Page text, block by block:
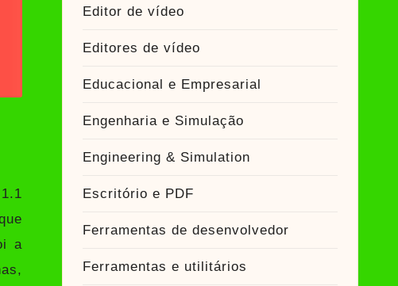
a
Editor de vídeo
Editores de vídeo
Educacional e Empresarial
Engenharia e Simulação
Engineering & Simulation
Escritório e PDF
Ferramentas de desenvolvedor
Ferramentas e utilitários